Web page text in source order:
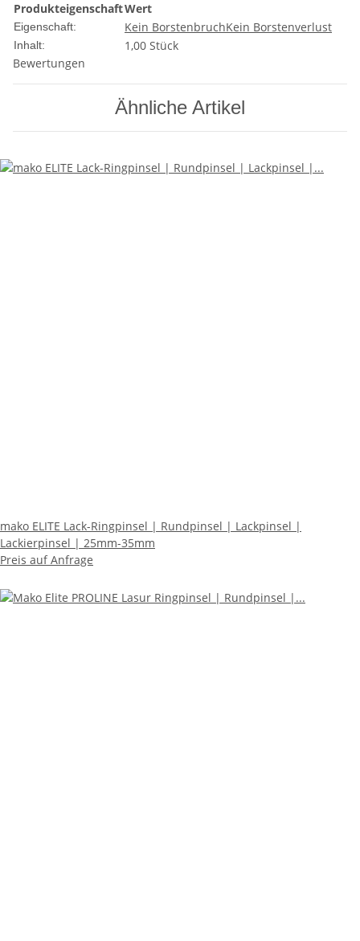
ProdukteigenschaftWert
Eigenschaft: Kein BorstenbruchKein Borstenverlust
Inhalt:
1,00 Stück
Bewertungen
Ähnliche Artikel
mako ELITE Lack-Ringpinsel | Rundpinsel | Lackpinsel |
Lackierpinsel | 25mm-35mm
Preis auf Anfrage